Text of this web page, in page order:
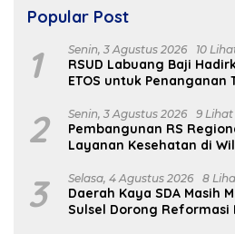
Popular Post
1 Senin, 3 Agustus 2026 10
RSUD Labuang Baji
ETOS untuk Penanganan
2 Senin, 3 Agustus 2026 9 Lihat
Pembangunan RS
Layanan Kesehatan di
3 Selasa, 4 Agustus 2026 8
Daerah Kaya SDA Masih
Sulsel Dorong Reformasi